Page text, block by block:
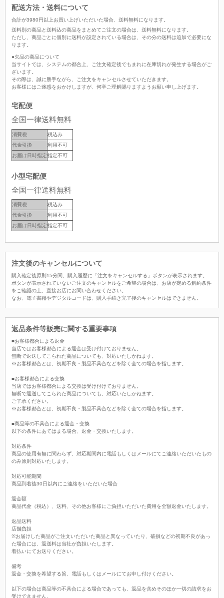
配送方法・送料について
合計が3980円以上お買い上げいただいた場合、 送料無料になります。
送料別の商品と送料込の商品をまとめてご注文の場合は、送料無料になります。
ただし、商品ごとに個別に送料が設定されている場合は、その分の送料は追加で必要にな
ります。
●欠品の商品について
当サイトでは、システムの都合上、ご注文確定後でもまれに在庫切れが発生する場合がご
ざいます。
その際は、誠に勝手ながら、ご注文をキャンセルさせていただきます。
お客様にはご迷惑をおかけしますが、何卒ご理解賜りますようお願い申し上げます。
宅配便
全国一律送料無料
消費税
税込み
代金引換
利用不可
お届け日時指定指定不可
小型宅配便
全国一律送料無料
消費税
税込み
代金引換
利用不可
お届け日時指定指定不可
注文後のキャンセルについて
購入確定後原則15分間、購入履歴に「注文をキャンセルする」ボタンが表示されます。
ボタンが表示されていないご注文のキャンセルをご希望の場合は、お店が定める解約条件
をご確認の上、直接お店にお問い合わせください。
なお、電子書籍やデジタルコードは、購入手続き完了後のキャンセルはできません。
返品条件等販売に関する重要事項
■お客様都合による返金
当店ではお客様都合による返金は受け付けておりません。
無断で返送してこられた商品についても、対応いたしかねます。
※お客様都合とは、初期不良・製品不具合などを除く全ての場合を指します。
■お客様都合による交換
当店ではお客様都合による交換は受け付けておりません。
無断で返送してこられた商品についても、対応いたしかねます。
ご了承ください。
※お客様都合とは、初期不良・製品不具合などを除く全ての場合を指します。
■商品等の不具合による返金・交換
以下の条件にあてはまる場合、返金・交換いたします。
対応条件
商品の使用有無に関わらず、対応期間内に電話もしくはメールにてご連絡いただいたもの
のみ原則対応いたします。
対応可能期間
商品到着後30日以内にご連絡をいただいた場合
返金額
商品代金（税込）、送料、その他お客様にご負担いただいた費用を全額返金いたします。
返品送料
店舗負担
※お届けした商品がご注文いただいた商品と異なっていたり、破損などの初期不良があっ
た場合には、返送料は当社が負担いたします。
着払いにてお送りください。
備考
返金・交換を希望する旨、電話もしくはメールにてお申し付けください。
以下の場合は商品等の不具合による場合であっても、返品を含めそのほか一切の請求をお
受けできません。